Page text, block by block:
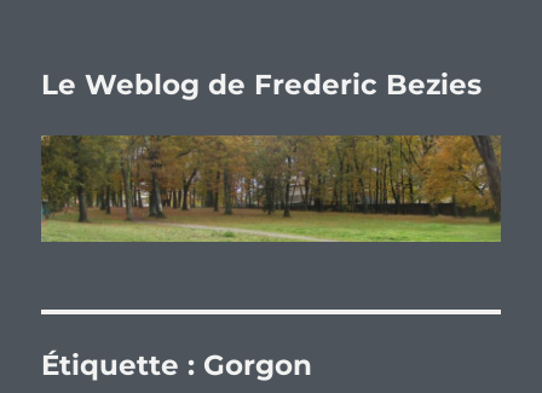
Le Weblog de Frederic Bezies
Étiquette : Gorgon